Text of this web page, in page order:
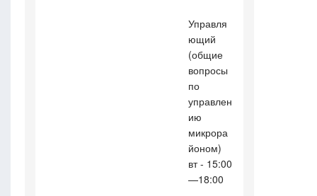
Управля
ющий
(общие
вопросы
по
управлен
ию
микрора
йоном)
вт - 15:00
—18:00